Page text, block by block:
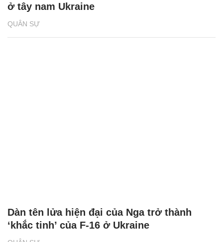
QUÂN SỰ
ở tây nam Ukraine
Dàn tên lửa hiện đại của Nga trở thành
‘khắc tinh’ của F-16 ở Ukraine